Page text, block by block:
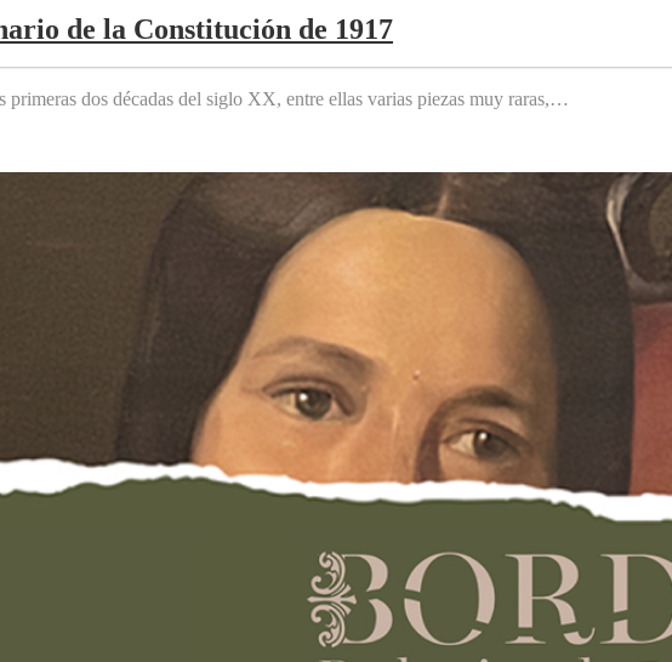
de la Constitución de 1917
primeras dos décadas del siglo XX, entre ellas varias piezas muy raras,…